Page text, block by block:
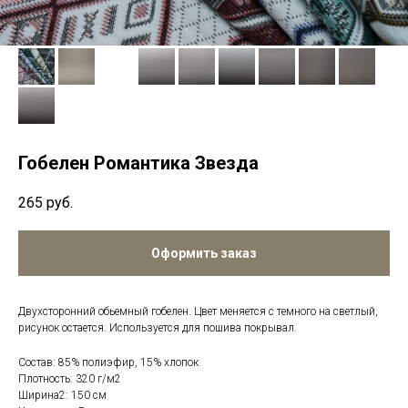
Гобелен Романтика Звезда
265 руб.
Оформить заказ
Двухсторонний обьемный гобелен. Цвет меняется с темного на светлый,
рисунок остается. Используется для пошива покрывал.
Состав: 85% полиэфир, 15% хлопок
Плотность: 320 г/м2
Ширина2: 150 см